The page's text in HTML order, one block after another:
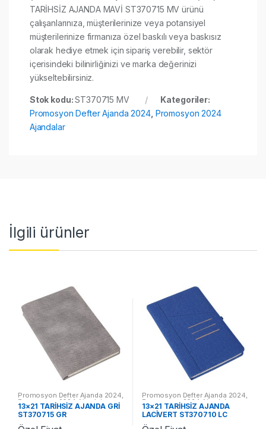
TARİHSİZ AJANDA MAVİ ST370715 MV ürünü
çalışanlarınıza, müşterilerinize veya potansiyel
müşterilerinize firmanıza özel baskılı veya baskısız
olarak hediye etmek için sipariş verebilir, sektör
içerisindeki bilinirliğinizi ve marka değerinizi
yükseltebilirsiniz.
Stok kodu:ST370715 MV
Kategoriler:
Promosyon Defter Ajanda 2024, Promosyon 2024
Ajandalar
İlgili ürünler
Promosyon Defter Ajanda 2024,
Promosyon 2024 Ajandalar
13×21 TARİHSİZ AJANDA GRİ
ST370715 GR
Promosyon Defter Ajanda 2024,
Promosyon 2024 Ajandalar
13×21 TARİHSİZ AJANDA
LACİVERT ST370710 LC